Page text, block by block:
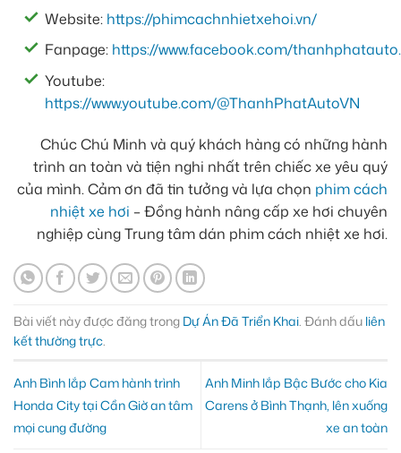
Website: https://phimcachnhietxehoi.vn/
Fanpage: https://www.facebook.com/
Youtube:
https://www.youtube.com/@ThanhPhatAutoVN
Chúc Chú Minh và quý khách hàng có những hành
trình an toàn và tiện nghi nhất trên chiếc xe yêu quý
của mình. Cảm ơn đã tin tưởng và lựa chọn phim cách
nhiệt xe hơi – Đồng hành nâng cấp xe hơi chuyên
nghiệp cùng Trung tâm dán phim cách nhiệt xe hơi.
Bài viết này được đăng trong Dự Án Đã Triển Khai. Đánh dấu liên
kết thường trực.
Anh Bình lắp Cam hành trình
Honda City tại Cần Giờ an tâm
mọi cung đường
Anh Minh lắp Bậc Bước cho Kia
Carens ở Bình Thạnh, lên xuống
xe an toàn